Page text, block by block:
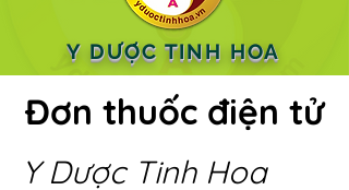
Y DƯỢC TINH HOA
Đơn thuốc điện tử
Y Dược Tinh Hoa